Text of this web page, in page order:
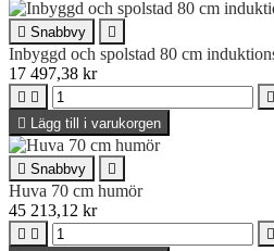
 Snabbvy 
Inbyggd och spolstad 80 cm
17 497,38 kr
  
 Lägg till i varukorgen
 Snabbvy 
Huva 70 cm humör
45 213,12 kr
  